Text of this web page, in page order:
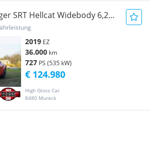
SRT Hellcat Widebody 6,2
AB EUR 1.212,16 IM
2019 EZ
36.000 km
727 PS (535 kW)
High Gloss Car
8480 Mureck
€ 124.980